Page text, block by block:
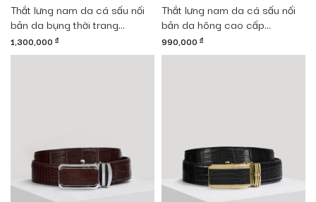
Thắt lưng nam da cá sấu nối
bản da bụng thời trang
DTA1300-08V-B-D
1,300,000 đ
Thắt lưng nam da cá sấu nối
bản da hông cao cấp
DTA990-03B-H-ND
990,000 đ